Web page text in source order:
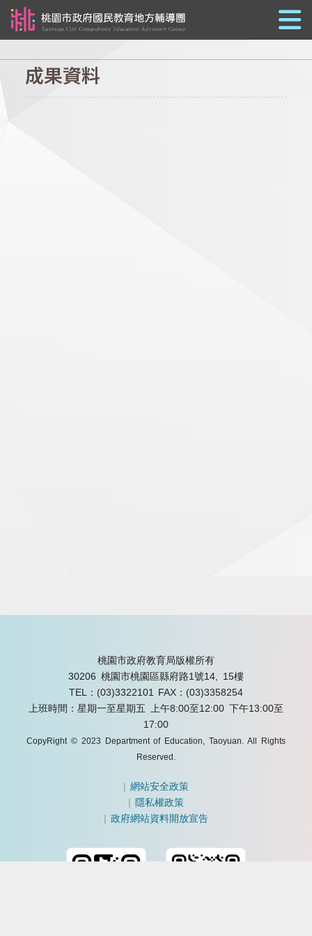
成果資料
桃園市政府教育局版權所有
30206 桃園市桃園區縣府路1號14, 15樓
TEL：(03)3322101
FAX：(03)3358254
上班時間：星期一至星期五 上午8:00至12:00 下午13:00至
17:00
CopyRight © 2023 Department of Education, Taoyuan. All Rights
Reserved.
|網站安全政策
| 隱私權政策
|政府網站資料開放宣告